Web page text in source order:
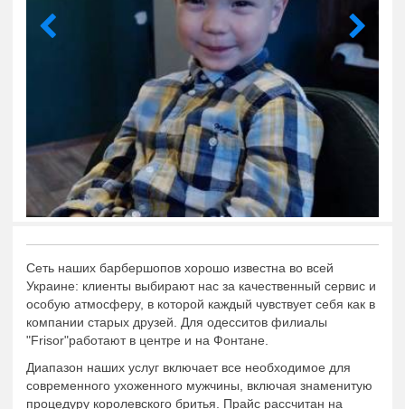
Сеть наших барбершопов хорошо известна во всей
Украине: клиенты выбирают нас за качественный сервис и
особую атмосферу, в которой каждый чувствует себя как в
компании старых друзей. Для одесситов филиалы
"Frisor"работают в центре и на Фонтане.
Диапазон наших услуг включает все необходимое для
современного ухоженного мужчины, включая знаменитую
процедуру королевского бритья. Прайс рассчитан на